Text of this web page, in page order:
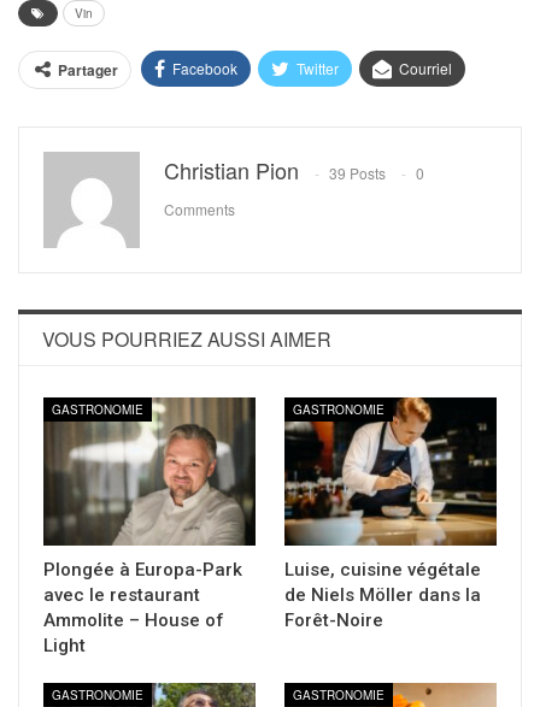
Vin
Partager Facebook Twitter Courriel
Christian Pion 39 Posts
0
Comments
VOUS POURRIEZ AUSSI AIMER
GASTRONOMIE
Plongée à Europa-Park
avec le restaurant
Ammolite – House of
Light
GASTRONOMIE
Luise, cuisine végétale
de Niels Möller dans la
Forêt-Noire
GASTRONOMIE GASTRONOMIE